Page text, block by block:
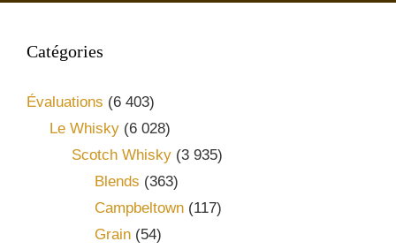
Catégories
Évaluations (6 403)
Le Whisky(6 028)
Scotch Whisky (3 935)
Blends (363)
Campbeltown(117)
Grain(54)